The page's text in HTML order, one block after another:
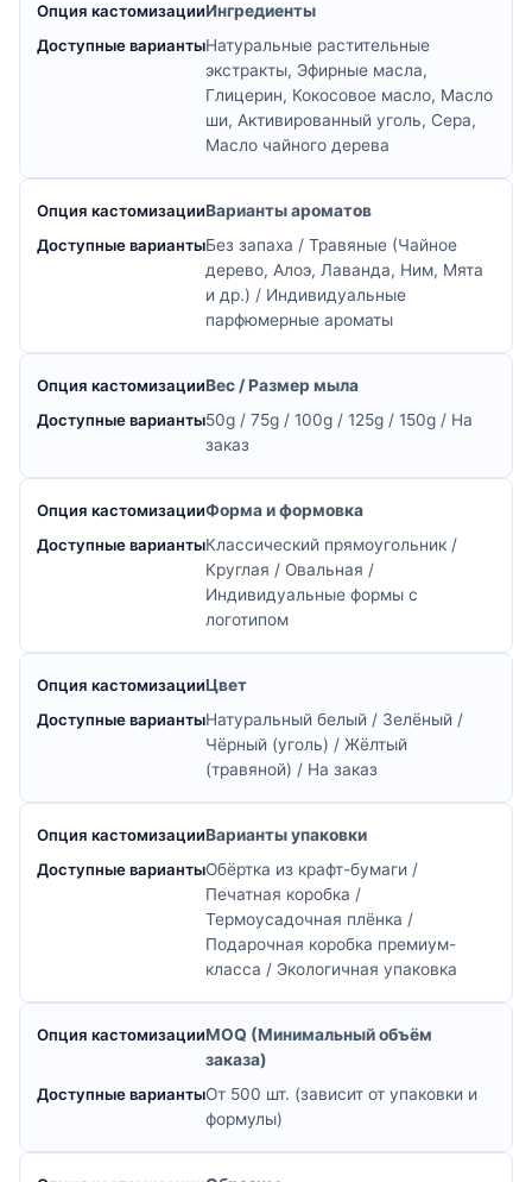
Ингредиенты
Натуральные растительные
экстракты, Эфирные масла,
Глицерин, Кокосовое масло, Масло
ши, Активированный уголь, Сера,
Масло чайного дерева
Варианты ароматов
Без запаха / Травяные (Чайное
дерево, Алоэ, Лаванда, Ним, Мята
и др.) / Индивидуальные
парфюмерные ароматы
Вес / Размер мыла
50g / 75g / 100g / 125g / 150g / На
заказ
Форма и формовка
Классический прямоугольник /
Круглая / Овальная /
Индивидуальные формы с
логотипом
Цвет
Натуральный белый / Зелёный /
Чёрный (уголь) / Жёлтый
(травяной) / На заказ
Варианты упаковки
Обёртка из крафт-бумаги /
Печатная коробка /
Термоусадочная плёнка /
Подарочная коробка премиум-
класса / Экологичная упаковка
MOQ (Минимальный объём
заказа)
От 500 шт. (зависит от упаковки и
формулы)